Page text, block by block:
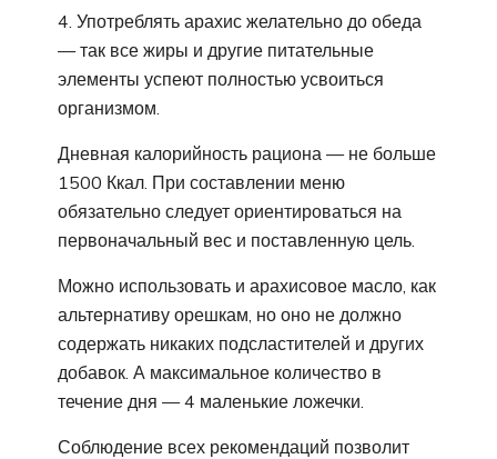
Употреблять арахис желательно до обеда
— так все жиры и другие питательные
элементы успеют полностью усвоиться
организмом.
Дневная калорийность рациона — не больше
1500 Ккал. При составлении меню
обязательно следует ориентироваться на
первоначальный вес и поставленную цель.
Можно использовать и арахисовое масло, как
альтернативу орешкам, но оно не должно
содержать никаких подсластителей и других
добавок. А максимальное количество в
течение дня — 4 маленькие ложечки.
Соблюдение всех рекомендаций позволит